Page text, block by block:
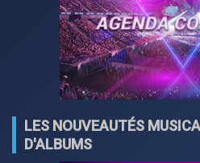
LES NOUVEAUTÉS
D'ALBUMS